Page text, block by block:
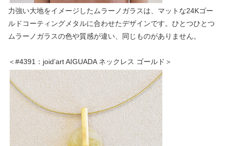
力強い大地をイメージしたムラーノガラスは、マットな24Kゴー
ルドコーティングメタルに合わせたデザインです。ひとつひとつ
ムラーノガラスの色や質感が違い、同じものがありません。
＜#4391：joid’art AIGUADA ネックレス ゴールド＞